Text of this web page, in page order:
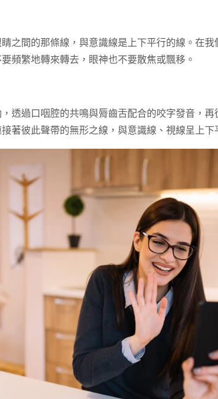
之間的那條線，與意識線是上下平行的線。在
頻繁地轉來轉去，眼神也不要散焦或飄移。
透過口咽腔的共鳴與脣齒舌配合的咬字發音，
著彼此聲帶的無形之線，與意識線、視線呈上下